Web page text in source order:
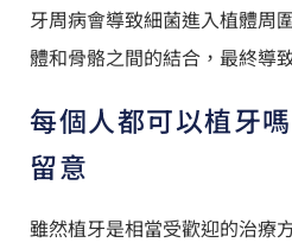
牙周病會導致細菌進入植體周
體和骨骼之間的結合，最終導
每個人都可以植牙
留意
雖然植牙是相當受歡迎的治療